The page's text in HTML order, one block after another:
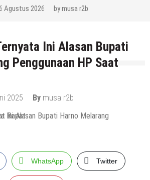
Agustus 2026 bymusa r2b
Ini Alasan Bupati
Penggunaan HP Saat
2025 By musa r2b
WhatsApp Twitter